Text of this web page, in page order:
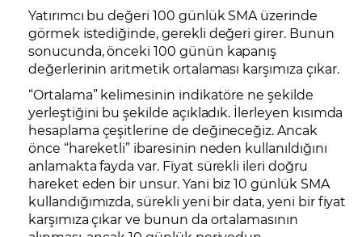
Yatırımcı bu değeri 100 günlük SMA üzerinde
görmek istediğinde, gerekli değeri girer. Bunun
sonucunda, önceki 100 günün kapanış
değerlerinin aritmetik ortalaması karşımıza çıkar.
“Ortalama” kelimesinin indikatöre ne şekilde
yerleştiğini bu şekilde açıkladık. İlerleyen kısımda
hesaplama çeşitlerine de değineceğiz. Ancak
önce “hareketli” ibaresinin neden kullanıldığını
anlamakta fayda var. Fiyat sürekli ileri doğru
hareket eden bir unsur. Yani biz 10 günlük SMA
kullandığımızda, sürekli yeni bir data, yeni bir fiyat
karşımıza çıkar ve bunun da ortalamasının